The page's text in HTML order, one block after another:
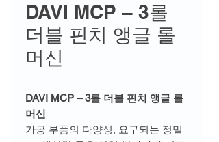
DAVI MCP – 3롤
더블 핀치 앵글 롤
머신
DAVI MCP – 3롤 더블 핀치 앵글 롤
머신
가공 부품의 다양성, 요구되는 정밀